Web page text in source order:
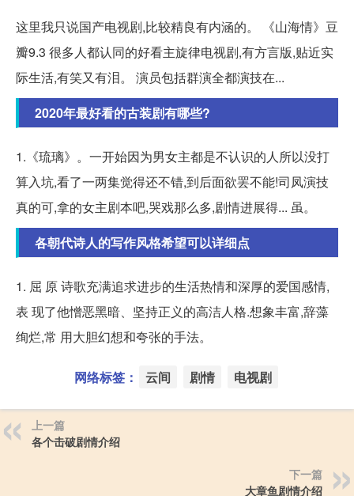
这里我只说国产电视剧,比较精良有内涵的。 《山海情》豆
瓣9.3 很多人都认同的好看主旋律电视剧,有方言版,贴近实
际生活,有笑又有泪。 演员包括群演全都演技在...
2020年最好看的古装剧有哪些?
1.《琉璃》。一开始因为男女主都是不认识的人所以没打
算入坑,看了一两集觉得还不错,到后面欲罢不能!司凤演技
真的可,拿的女主剧本吧,哭戏那么多,剧情进展得... 虽。
各朝代诗人的写作风格希望可以详细点
1. 屈 原 诗歌充满追求进步的生活热情和深厚的爱国感情,
表 现了他憎恶黑暗、坚持正义的高洁人格.想象丰富,辞藻
绚烂,常 用大胆幻想和夸张的手法。
网络标签： 云间 剧情 电视剧
上一篇
各个击破剧情介绍
下一篇
大章鱼剧情介绍